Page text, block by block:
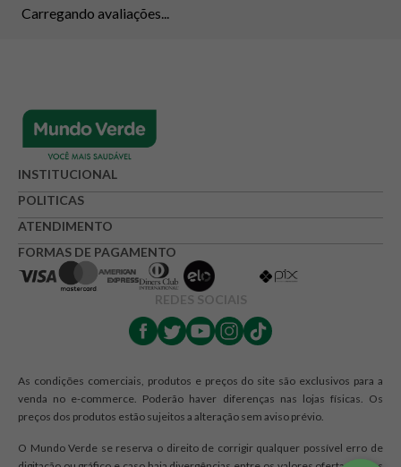
Carregando avaliações...
INSTITUCIONAL
POLITICAS
ATENDIMENTO
FORMAS DE PAGAMENTO
REDES SOCIAIS
As condições comerciais, produtos e preços do site são exclusivos para a
venda no e-commerce. Poderão haver diferenças nas lojas físicas. Os
preços dos produtos estão sujeitos a alteração sem aviso prévio.
O Mundo Verde se reserva o direito de corrigir qualquer possível erro de